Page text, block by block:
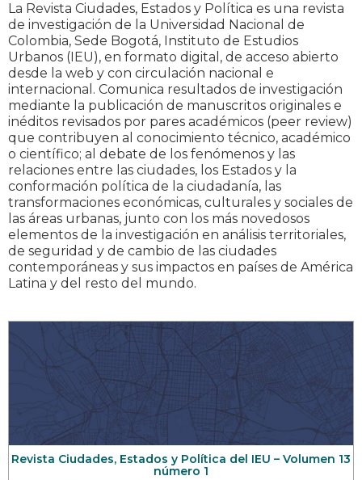
La Revista Ciudades, Estados y Política es una revista
de investigación de la Universidad Nacional de
Colombia, Sede Bogotá, Instituto de Estudios
Urbanos (IEU), en formato digital, de acceso abierto
desde la web y con circulación nacional e
internacional. Comunica resultados de investigación
mediante la publicación de manuscritos originales e
inéditos revisados por pares académicos (peer review)
que contribuyen al conocimiento técnico, académico
o científico; al debate de los fenómenos y las
relaciones entre las ciudades, los Estados y la
conformación política de la ciudadanía, las
transformaciones económicas, culturales y sociales de
las áreas urbanas, junto con los más novedosos
elementos de la investigación en análisis territoriales,
de seguridad y de cambio de las ciudades
contemporáneas y sus impactos en países de América
Latina y del resto del mundo.
Revista Ciudades, Estados y Política del IEU – Volumen 13
número 1